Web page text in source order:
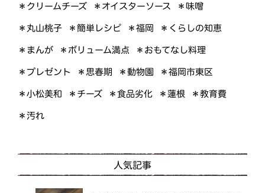
＊クリームチーズ ＊オイスターソース ＊味噌
＊丸山桃子 ＊簡単レシピ ＊福岡 ＊くらしの知恵
＊まんが ＊ボリューム満点 ＊おもてなし料理
＊プレゼント ＊思春期 ＊動物園 ＊福岡市東区
＊小松美和 ＊チーズ ＊食品劣化 ＊蓮根 ＊教育費
＊汚れ
人気記事